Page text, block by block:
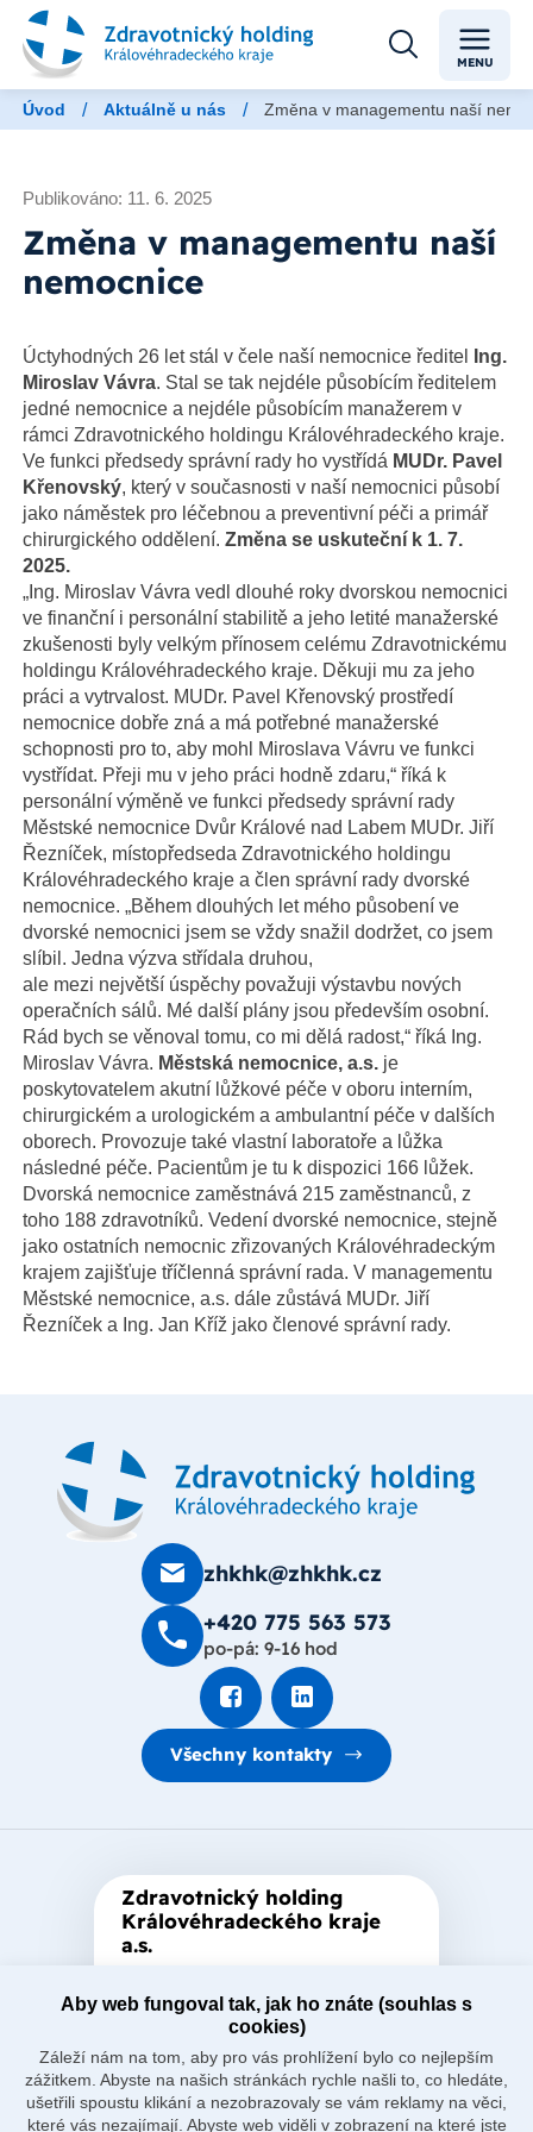
MENU
Úvod / Aktuálně u nás / Změna v managementu naší
Publikováno: 11. 6. 2025
Změna v managementu naší
nemocnice
Úctyhodných 26 let stál v čele naší nemocnice ředitel Ing.
Miroslav Vávra . Stal se tak nejdéle působícím ředitelem
jedné nemocnice a nejdéle působícím manažerem v
rámci Zdravotnického holdingu Královéhradeckého kraje.
Ve funkci předsedy správní rady ho vystřídá MUDr. Pavel
Křenovský , který v současnosti v naší nemocnici působí
jako náměstek pro léčebnou a preventivní péči a primář
chirurgického oddělení. Změna se uskuteční k 1. 7.
2025.
„Ing. Miroslav Vávra vedl dlouhé roky dvorskou nemocnici
ve finanční i personální stabilitě a jeho letité manažerské
zkušenosti byly velkým přínosem celému Zdravotnickému
holdingu Královéhradeckého kraje. Děkuji mu za jeho
práci a vytrvalost. MUDr. Pavel Křenovský prostředí
nemocnice dobře zná a má potřebné manažerské
schopnosti pro to, aby mohl Miroslava Vávru ve funkci
vystřídat. Přeji mu v jeho práci hodně zdaru,“ říká k
personální výměně ve funkci předsedy správní rady
Městské nemocnice Dvůr Králové nad Labem MUDr. Jiří
Řezníček, místopředseda Zdravotnického holdingu
Královéhradeckého kraje a člen správní rady dvorské
nemocnice. „Během dlouhých let mého působení ve
dvorské nemocnici jsem se vždy snažil dodržet, co jsem
slíbil. Jedna výzva střídala druhou,
ale mezi největší úspěchy považuji výstavbu nových
operačních sálů. Mé další plány jsou především osobní.
Rád bych se věnoval tomu, co mi dělá radost,“ říká Ing.
Miroslav Vávra. Městská nemocnice, a.s. je
poskytovatelem akutní lůžkové péče v oboru interním,
chirurgickém a urologickém a ambulantní péče v dalších
oborech. Provozuje také vlastní laboratoře a lůžka
následné péče. Pacientům je tu k dispozici 166 lůžek.
Dvorská nemocnice zaměstnává 215 zaměstnanců, z
toho 188 zdravotníků. Vedení dvorské nemocnice, stejně
jako ostatních nemocnic zřizovaných Královéhradeckým
krajem zajišťuje tříčlenná správní rada. V managementu
Městské nemocnice, a.s. dále zůstává MUDr. Jiří
Řezníček a Ing. Jan Kříž jako členové správní rady.
zhkhk@zhkhk.cz
+420 775 563 573
po-pá: 9-16 hod
Všechny kontakty
Zdravotnický holding
Královéhradeckého kraje
a.s.
založená Královéhradeckým
krajem, který je jediným
akcionářem společnosti.
Aby web fungoval tak, jak ho znáte (souhlas s
cookies)
Záleží nám na tom, aby pro vás prohlížení bylo co nejlepším
zážitkem. Abyste na našich stránkách rychle našli to, co hledáte,
ušetřili spoustu klikání a nezobrazovaly se vám reklamy na věci,
které vás nezajímají. Abyste web viděli v zobrazení na které jste